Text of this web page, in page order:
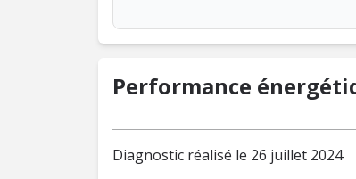
Performance
Diagnostic réalisé le 26 juillet 2024